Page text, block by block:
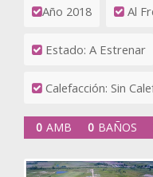
Año 2018 Al
Estado: A Estrenar
Calefacción: Sin
0 AMB 0 BAÑOS